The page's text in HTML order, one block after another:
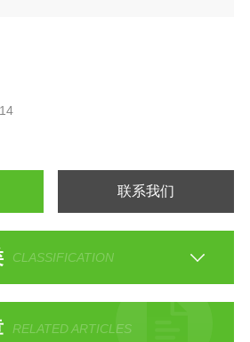
联系我们
CLASSIFICATION
RELATED ARTICLES